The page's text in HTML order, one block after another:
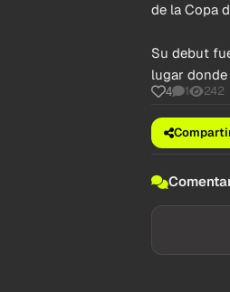
de la Copa
Su debut
lugar
4 1 242